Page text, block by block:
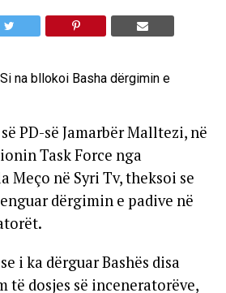
PD-së Jamarbër Malltezi, në
Task Force nga
Meço në Syri Tv, theksoi se
dërgimin e padive në
i ka dërguar Bashës disa
të dosjes së inceneratorëve,